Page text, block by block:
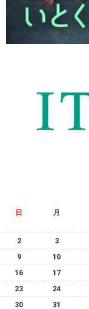
日 月
2
3
9
10
16
17
23
24
30
31